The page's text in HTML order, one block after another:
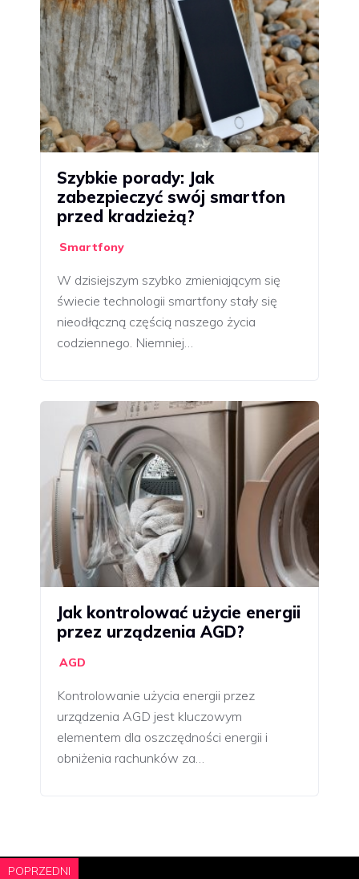
Szybkie porady: Jak
zabezpieczyć swój smartfon
przed kradzieżą?
Smartfony
W dzisiejszym szybko zmieniającym się
świecie technologii smartfony stały się
nieodłączną częścią naszego życia
codziennego. Niemniej…
Jak kontrolować użycie energii
przez urządzenia AGD?
AGD
Kontrolowanie użycia energii przez
urządzenia AGD jest kluczowym
elementem dla oszczędności energii i
obniżenia rachunków za…
POPRZEDNI